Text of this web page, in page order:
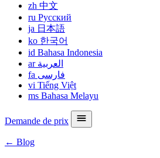
zh 中文
ru Русский
ja 日本語
ko 한국어
id Bahasa Indonesia
ar العربية
fa فارسی
vi Tiếng Việt
ms Bahasa Melayu
Demande de prix
← Blog